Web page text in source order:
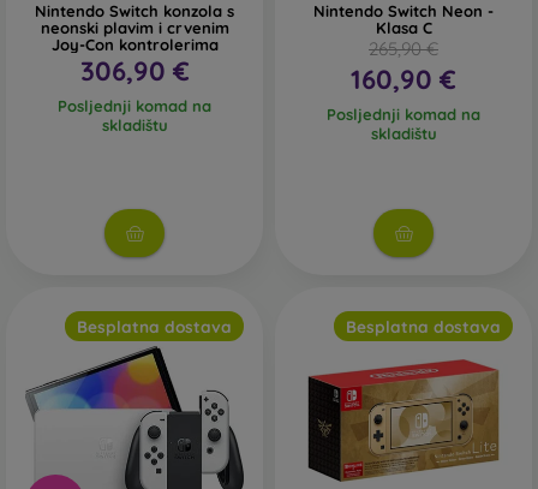
Nintendo Switch konzola s
neonski plavim i crvenim
Joy-Con kontrolerima
306,90 €
Posljednji komad na
skladištu
Nintendo Switch Neon -
Klasa C
265,90 €
160,90 €
Posljednji komad na
skladištu
Besplatna dostava Besplatna dostava